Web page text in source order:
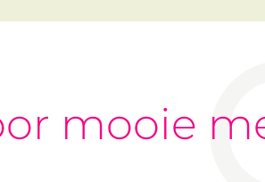
mooie